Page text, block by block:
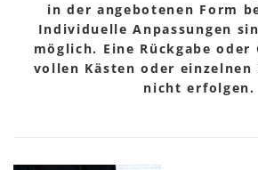
in der angebotenen Form
Individuelle Anpassungen
möglich. Eine Rückgabe
vollen Kästen oder einzelnen
nicht erfolgen.